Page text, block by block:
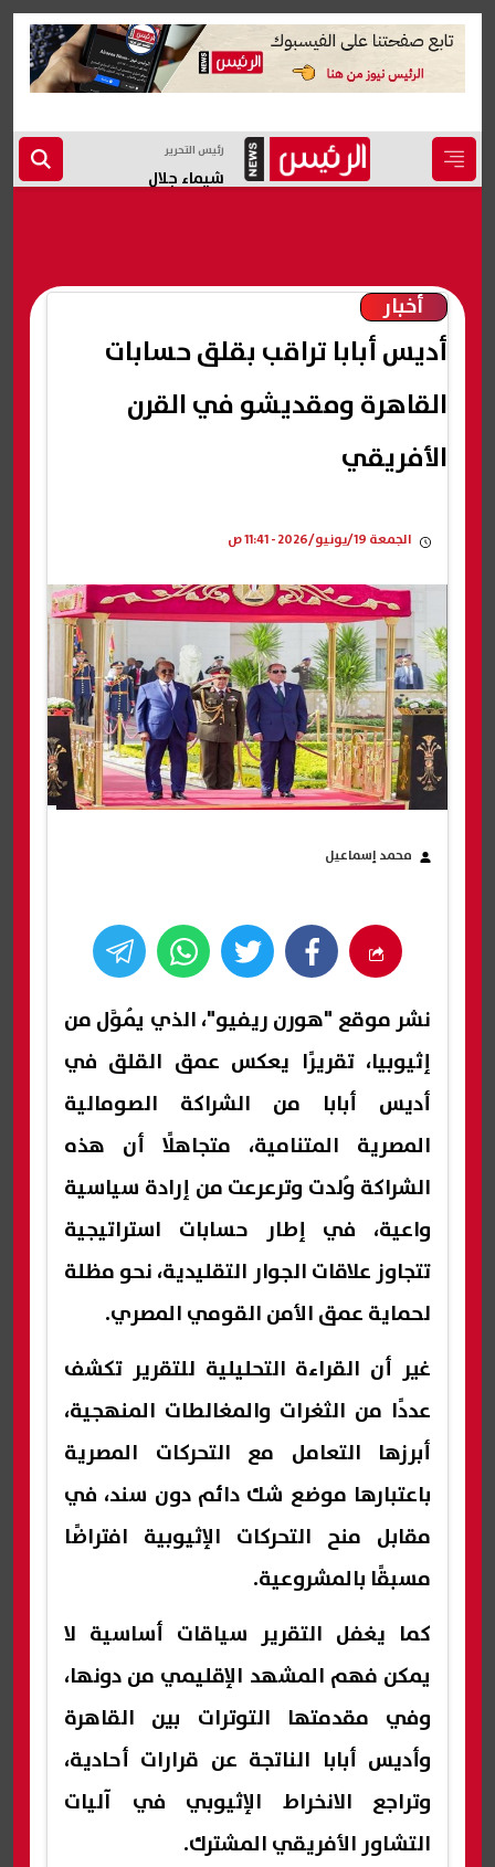
رئيس التحرير
شيماء جلال
أخبار
أديس أبابا تراقب بقلق حسابات
القاهرة ومقديشو في القرن
الأفريقي
الجمعة 19/يونيو/2026 - 11:41 ص
محمد إسماعيل
نشر موقع "هورن ريفيو"، الذي يُموَّل من
إثيوبيا، تقريرًا يعكس عمق القلق في
أديس أبابا من الشراكة الصومالية
المصرية المتنامية، متجاهلًا أن هذه
الشراكة وُلدت وترعرعت من إرادة سياسية
واعية، في إطار حسابات استراتيجية
تتجاوز علاقات الجوار التقليدية، نحو مظلة
لحماية عمق الأمن القومي المصري.
غير أن القراءة التحليلية للتقرير تكشف
عددًا من الثغرات والمغالطات المنهجية،
أبرزها التعامل مع التحركات المصرية
باعتبارها موضع شك دائم دون سند، في
مقابل منح التحركات الإثيوبية افتراضًا
مسبقًا بالمشروعية.
كما يغفل التقرير سياقات أساسية لا
يمكن فهم المشهد الإقليمي من دونها،
وفي مقدمتها التوترات بين القاهرة
وأديس أبابا الناتجة عن قرارات أحادية،
وتراجع الانخراط الإثيوبي في آليات
التشاور الأفريقي المشترك.